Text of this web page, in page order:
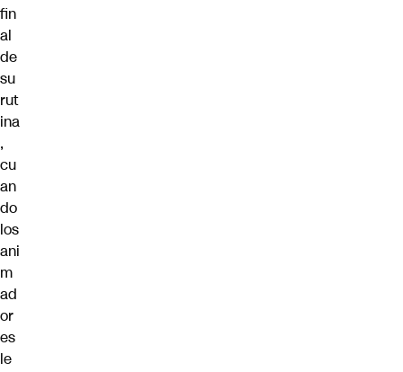
fin
al
de
su
rut
ina
,
cu
an
do
los
ani
m
ad
or
es
le